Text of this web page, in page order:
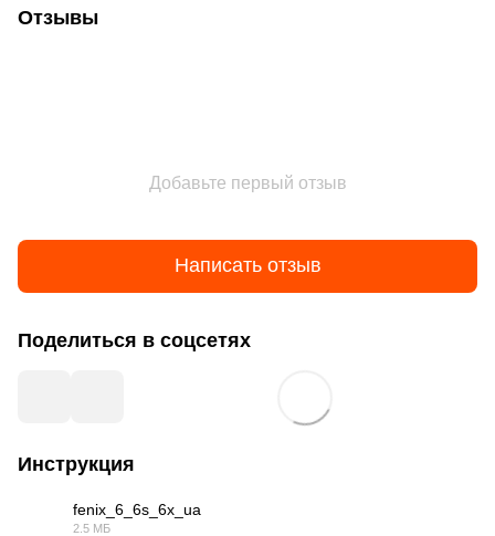
Отзывы
Добавьте первый отзыв
Написать отзыв
Поделиться в соцсетях
Инструкция
fenix_6_6s_6x_ua
2.5 МБ